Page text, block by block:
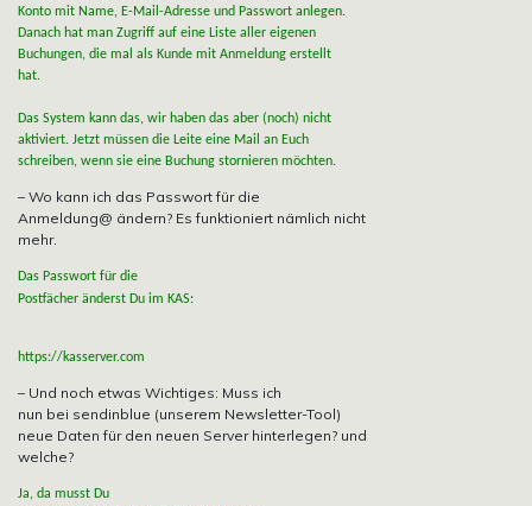
Konto mit Name, E-Mail-Adresse und Passwort anlegen.
Danach hat man Zugriff auf eine Liste aller eigenen
Buchungen, die mal als Kunde mit Anmeldung erstellt
hat.
Das System kann das, wir haben das aber (noch) nicht
aktiviert. Jetzt müssen die Leite eine Mail an Euch
schreiben, wenn sie eine Buchung stornieren möchten.
– Wo kann ich das Passwort für die
Anmeldung@ ändern? Es funktioniert nämlich nicht
mehr.
Das Passwort für die
Postfächer änderst Du im KAS:
https://kasserver.com
– Und noch etwas Wichtiges: Muss ich
nun bei sendinblue (unserem Newsletter-Tool)
neue Daten für den neuen Server hinterlegen? und
welche?
Ja, da musst Du